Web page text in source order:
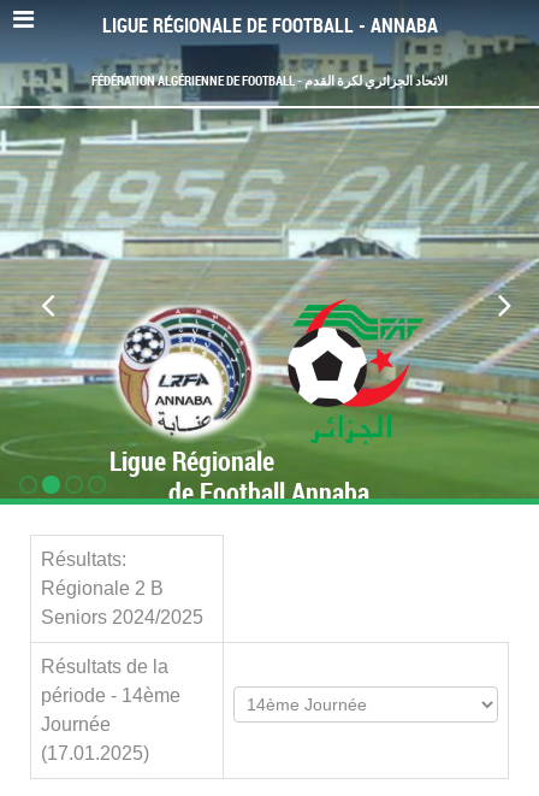
LIGUE RÉGIONALE DE FOOTBALL - ANNABA
FÉDÉRATION ALGÉRIENNE DE FOOTBALL - الاتحاد الجزائري لكرة القدم
Ligue Régionale
de Football Annaba
Résultats:
Régionale 2 B
Seniors 2024/2025
Résultats de la
période - 14ème
Journée
(17.01.2025)